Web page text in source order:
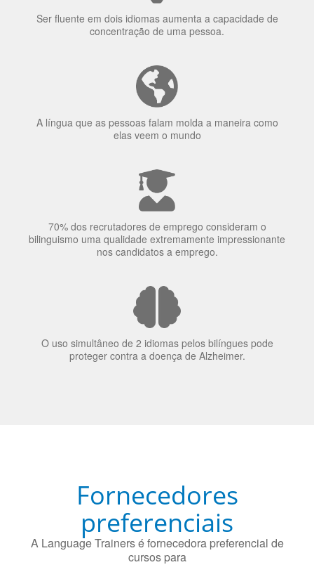
concentração de uma pessoa.
elas veem o mundo
70% dos recrutadores de emprego consideram o
nos candidatos a emprego.
Fornecedores
preferenciais